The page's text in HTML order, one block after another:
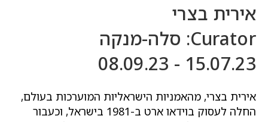
אירית בצרי
Curator: סלה-מנקה
15.07.23 - 08.09.23
אירית בצרי, מהאמניות הישראליות המוערכות בעולם,
החלה לעסוק בוידאו ארט ב-1981 בישראל, וכעבור